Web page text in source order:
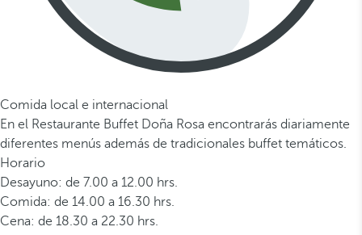
Comida local e internacional
En el Restaurante Buffet Doña Rosa encontrarás diariamente
diferentes menús además de tradicionales buffet temáticos.
Horario
Desayuno: de 7.00 a 12.00 hrs.
Comida: de 14.00 a 16.30 hrs.
Cena: de 18.30 a 22.30 hrs.